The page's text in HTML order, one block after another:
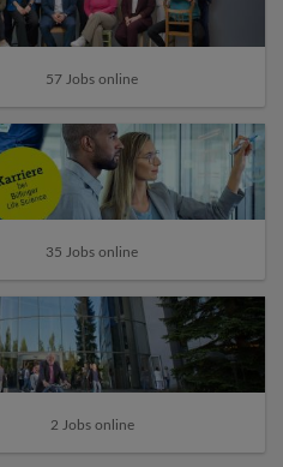
57 Jobs online
35 Jobs online
2 Jobs online